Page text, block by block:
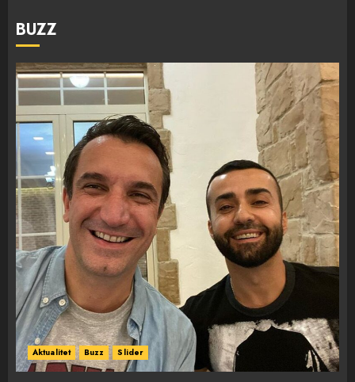
BUZZ
Aktualitet Buzz Slider